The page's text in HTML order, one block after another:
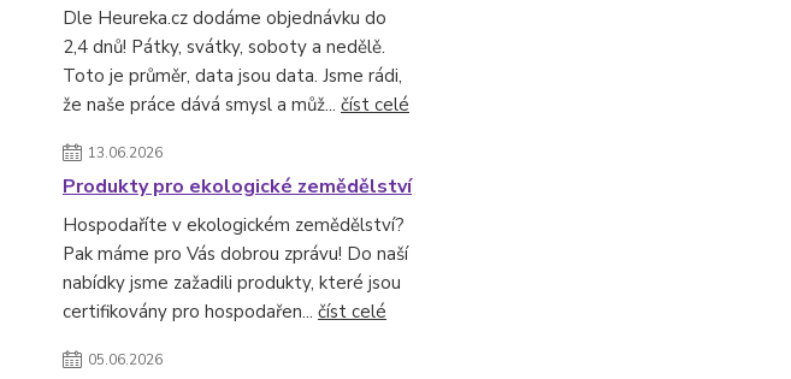
Dle Heureka.cz dodáme objednávku do
2,4 dnů! Pátky, svátky, soboty a nedělě.
Toto je průměr, data jsou data. Jsme rádi,
že naše práce dává smysl a můž... číst celé
13.06.2026
Produkty pro ekologické zemědělství
Hospodaříte v ekologickém zemědělství?
Pak máme pro Vás dobrou zprávu! Do naší
nabídky jsme zažadili produkty, které jsou
certifikovány pro hospodařen... číst celé
05.06.2026